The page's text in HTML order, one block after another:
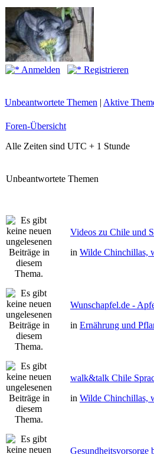
Anmelden
Registrieren
Unbeantwortete Themen | Aktive
Foren-Übersicht
Alle Zeiten sind UTC + 1 Stunde
Unbeantwortete Themen
Videos zu Chile und
in Wilde Chinchillas,
Wunschapfel.de -
in Ernährung und
walk&talk Chile
in Wilde Chinchillas,
Gesundheitsvorsorge